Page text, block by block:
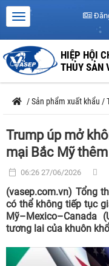
HIỆP HỘI
THỦY SẢN
/Sản phẩm xuất khẩu /
Trump úp mở
mại Bắc Mỹ
06:26 27/06/2026
(vasep.com.vn) Tổng
có thể không tiếp tục
Mỹ–Mexico–Canada
tương lai của khuôn